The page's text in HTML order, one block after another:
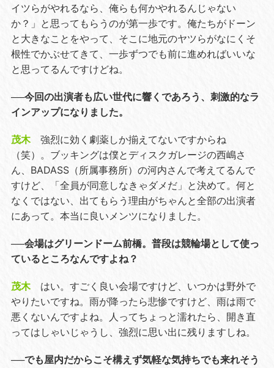
イツらがやれるなら、俺らも何かやれるんじゃない
か？」と思ってもらうのが第一歩です。俺たちがドーン
と大きなことをやって、そこに地元のヤツらがなにくそ
根性でかぶせてきて、一歩ずつでも前に進めればいいな
と思ってるんですけどね。
──今回の出演者も広い世代に響くであろう、刺激的なラ
インアップになりました。
茂木強烈に効く劇薬しか揃えてないですからね
（笑）。ブッキングは僕とディスクガレージの西嶋さ
ん、BADASS（所属事務所）の河内さんで考えてるんで
すけど、「全員が同意しなきゃダメだ」と決めて。何と
なくではない、出てもらう理由がちゃんと全部の出演者
にあって。本当に良いメンツになりました。
──会場はグリーンドーム前橋。普段は競輪場として使っ
ているところなんですよね？
茂木はい。すごく良い会場ですけど、いつかは野外で
やりたいですね。雨が降ったら悲惨ですけど、雨は雨で
悪くないんですよね。人ってちょっと濡れたら、開き直
ってはしゃいじゃうし、強烈に思い出に残りますしね。
──でも屋内だからこそ構えず気軽な気持ちでも来れそう